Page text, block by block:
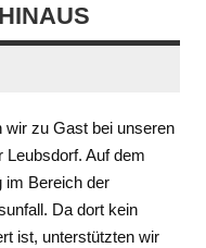
wir zu Gast bei unseren
Leubsdorf. Auf dem
im Bereich der
Da dort kein
ist, unterstützten wir